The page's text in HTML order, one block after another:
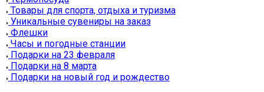
Товары для спорта, отдыха и туризма
Уникальные сувениры на заказ
Флешки
Часы и погодные станции
Подарки на 23 февраля
Подарки на 8 марта
Подарки на новый год и рождество